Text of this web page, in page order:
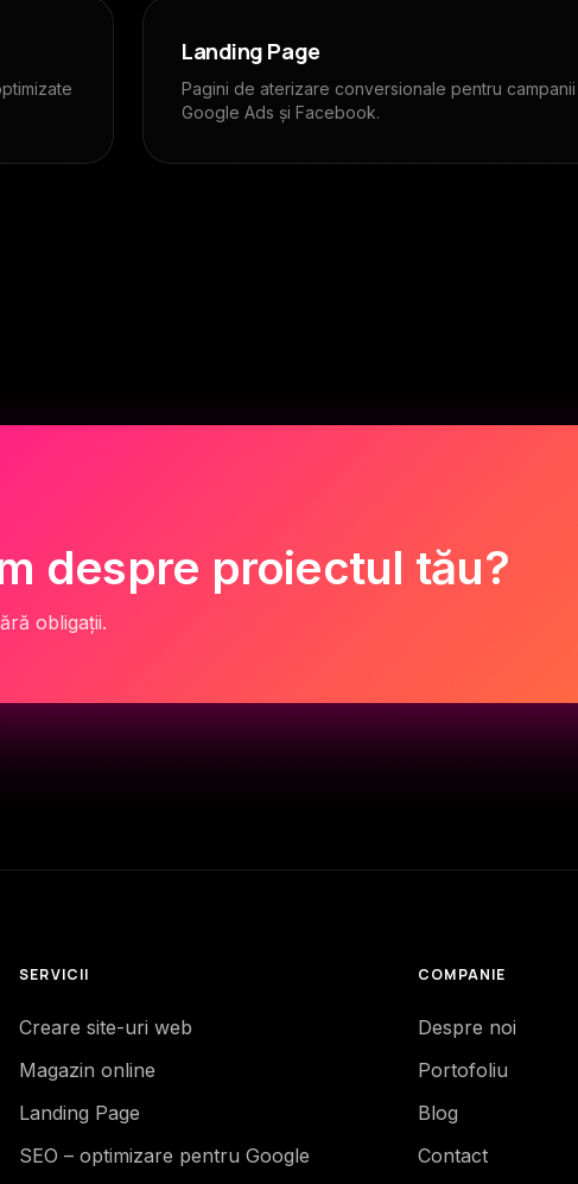
Landing Page
Pagini de aterizare conversionale pentru campanii
Google Ads și Facebook.
despre proiectul tău?
obligații.
SERVICII
Creare site-uri web
Magazin online
Landing Page
SEO – optimizare pentru Google
COMPANIE
Despre noi
Portofoliu
Blog
Contact